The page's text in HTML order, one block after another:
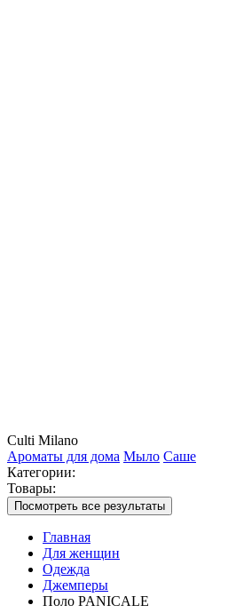
Culti Milano
Ароматы для дома Мыло Саше
Категории:
Товары:
Посмотреть все результаты
Главная
Для женщин
Одежда
Джемперы
Поло PANICALE